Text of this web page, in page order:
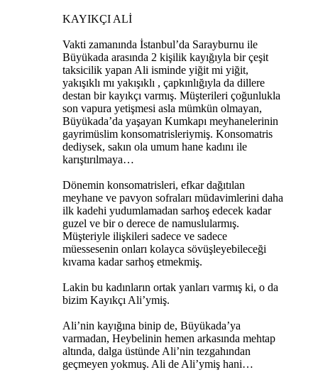
KAYIKÇI ALİ
Vakti zamanında İstanbul’da Sarayburnu ile
Büyükada arasında 2 kişilik kayığıyla bir çeşit
taksicilik yapan Ali isminde yiğit mi yiğit,
yakışıklı mı yakışıklı , çapkınlığıyla da dillere
destan bir kayıkçı varmış. Müşterileri çoğunlukla
son vapura yetişmesi asla mümkün olmayan,
Büyükada’da yaşayan Kumkapı meyhanelerinin
gayrimüslim konsomatrisleriymiş. Konsomatris
dediysek, sakın ola umum hane kadını ile
karıştırılmaya…
Dönemin konsomatrisleri, efkar dağıtılan
meyhane ve pavyon sofraları müdavimlerini daha
ilk kadehi yudumlamadan sarhoş edecek kadar
guzel ve bir o derece de namuslularmış.
Müşteriyle ilişkileri sadece ve sadece
müessesenin onları kolayca sövüşleyebileceği
kıvama kadar sarhoş etmekmiş.
Lakin bu kadınların ortak yanları varmış ki, o da
bizim Kayıkçı Ali’ymiş.
Ali’nin kayığına binip de, Büyükada’ya
varmadan, Heybelinin hemen arkasında mehtap
altında, dalga üstünde Ali’nin tezgahından
geçmeyen yokmuş. Ali de Ali’ymiş hani…